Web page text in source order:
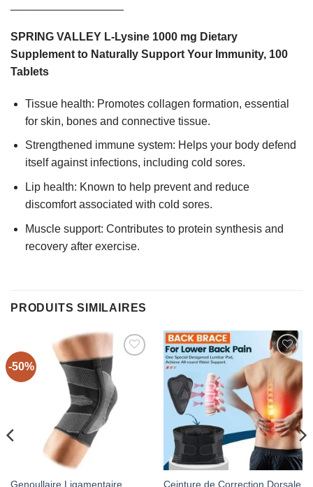
SPRING VALLEY L-Lysine 1000 mg Dietary
Supplement to Naturally Support Your Immunity, 100
Tablets
Tissue health: Promotes collagen formation, essential
for skin, bones and connective tissue.
Strengthened immune system: Helps your body defend
itself against infections, including cold sores.
Lip health: Known to help prevent and reduce
discomfort associated with cold sores.
Muscle support: Contributes to protein synthesis and
recovery after exercise.
PRODUITS SIMILAIRES
-50%
AJOUTER
À MES
FAVORIS
Genoullaire Ligamentaire
AJOUTER
À MES
FAVORIS
Ceinture de Correction Dorsale